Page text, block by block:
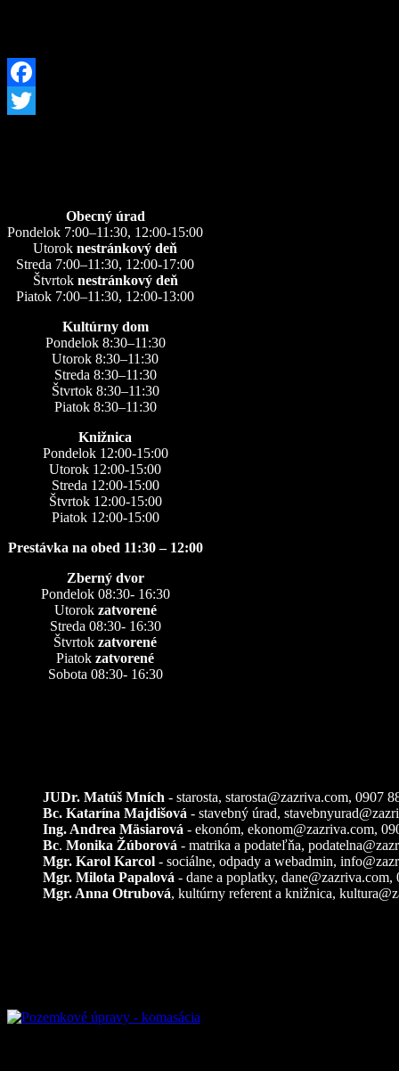
Facebook
Obecný úrad
Pondelok 7:00–11:30, 12:00-15:00
Utorok nestránkový deň
Streda 7:00–11:30, 12:00-17:00
Štvrtok nestránkový deň
Piatok 7:00–11:30, 12:00-13:00
Kultúrny dom
Pondelok 8:30–11:30
Utorok 8:30–11:30
Streda 8:30–11:30
Štvrtok 8:30–11:30
Piatok 8:30–11:30
Knižnica
Pondelok 12:00-15:00
Utorok 12:00-15:00
Streda 12:00-15:00
Štvrtok 12:00-15:00
Piatok 12:00-15:00
Prestávka na obed 11:30 – 12:00
Zberný dvor
Pondelok 08:30- 16:30
Utorok zatvorené
Streda 08:30- 16:30
Štvrtok zatvorené
Piatok zatvorené
Sobota 08:30- 16:30
JUDr. Matúš Mních - starosta, starosta@zazriva.com, 0907
Bc. Katarína Majdišová - stavebný úrad,
Ing. Andrea Mäsiarová - ekonóm, ekonom@zazriva.com,
Bc. Monika Žúborová - matrika a podateľňa,
Mgr. Karol Karcol - sociálne, odpady a webadmin,
Mgr. Milota Papalová - dane a poplatky, dane@zazriva.com,
Mgr. Anna Otrubová, kultúrny referent a knižnica,